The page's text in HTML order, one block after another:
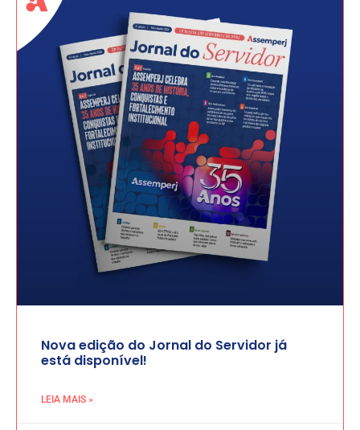
Nova edição do Jornal do Servidor já
está disponível!
LEIA MAIS »